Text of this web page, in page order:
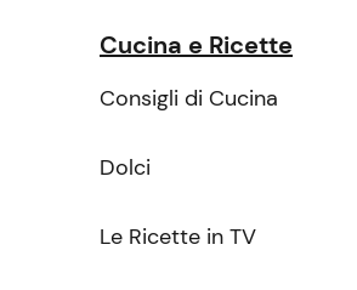
Cucina e Ricette
Consigli di Cucina
Dolci
Le Ricette in TV